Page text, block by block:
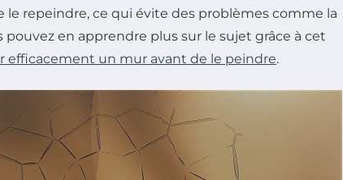
le repeindre, ce qui évite des problèmes comme la
en apprendre plus sur le sujet grâce à cet
efficacement un mur avant de le peindre.